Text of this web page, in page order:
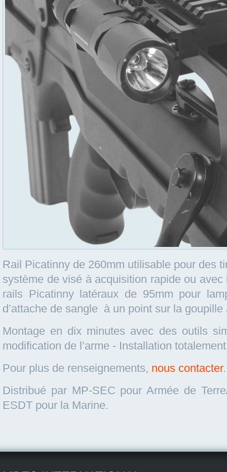
Rail Picatinny de 260mm utilisable pour des
système de visé à acquisition rapide ou
rails Picatinny latéraux de 95mm pour
d’attache de sangle à un point sur la goupille
Montage en dix minutes avec des outils
modification de l’arme - Installation
Pour plus de renseignements, nous contacter.
Distribué par MP-SEC pour Armée de
ESDT pour la Marine.